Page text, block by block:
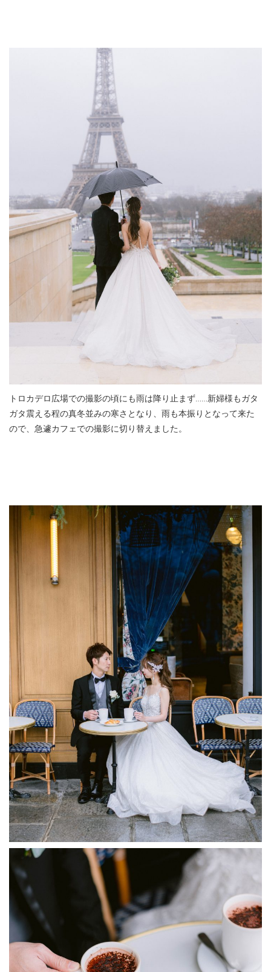
トロカデロ広場での撮影の頃にも雨は降り止まず……新婦様もガタ
ガタ震える程の真冬並みの寒さとなり、雨も本振りとなって来た
ので、急遽カフェでの撮影に切り替えました。